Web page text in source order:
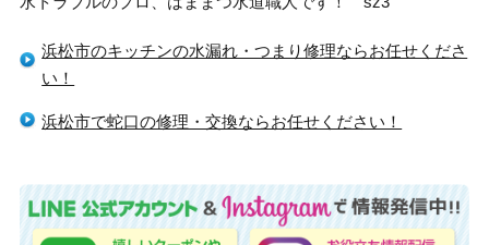
浜松市のキッチンの水漏れ・つまり修理ならお任せくださ
い！
浜松市で蛇口の修理・交換ならお任せください！